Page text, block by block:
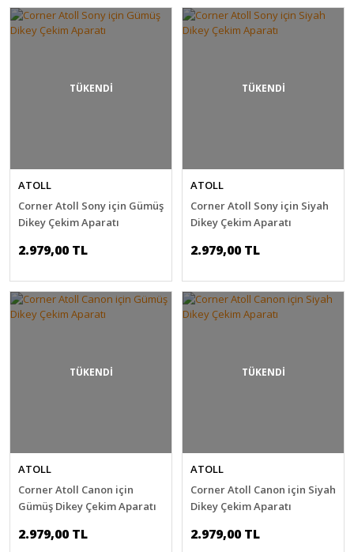
TÜKENDİ
ATOLL
Corner Atoll Sony için Gümüş
Dikey Çekim Aparatı
2.979,00 TL
TÜKENDİ
ATOLL
Corner Atoll Sony için Siyah
Dikey Çekim Aparatı
2.979,00 TL
TÜKENDİ
ATOLL
Corner Atoll Canon için
Gümüş Dikey Çekim Aparatı
2.979,00 TL
TÜKENDİ
ATOLL
Corner Atoll Canon için Siyah
Dikey Çekim Aparatı
2.979,00 TL